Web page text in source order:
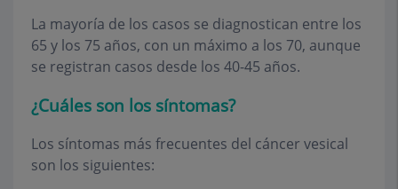
La mayoría de los casos se diagnostican entre los
65 y los 75 años, con un máximo a los 70, aunque
se registran casos desde los 40-45 años.
¿Cuáles son los síntomas?
Los síntomas más frecuentes del cáncer vesical
son los siguientes: